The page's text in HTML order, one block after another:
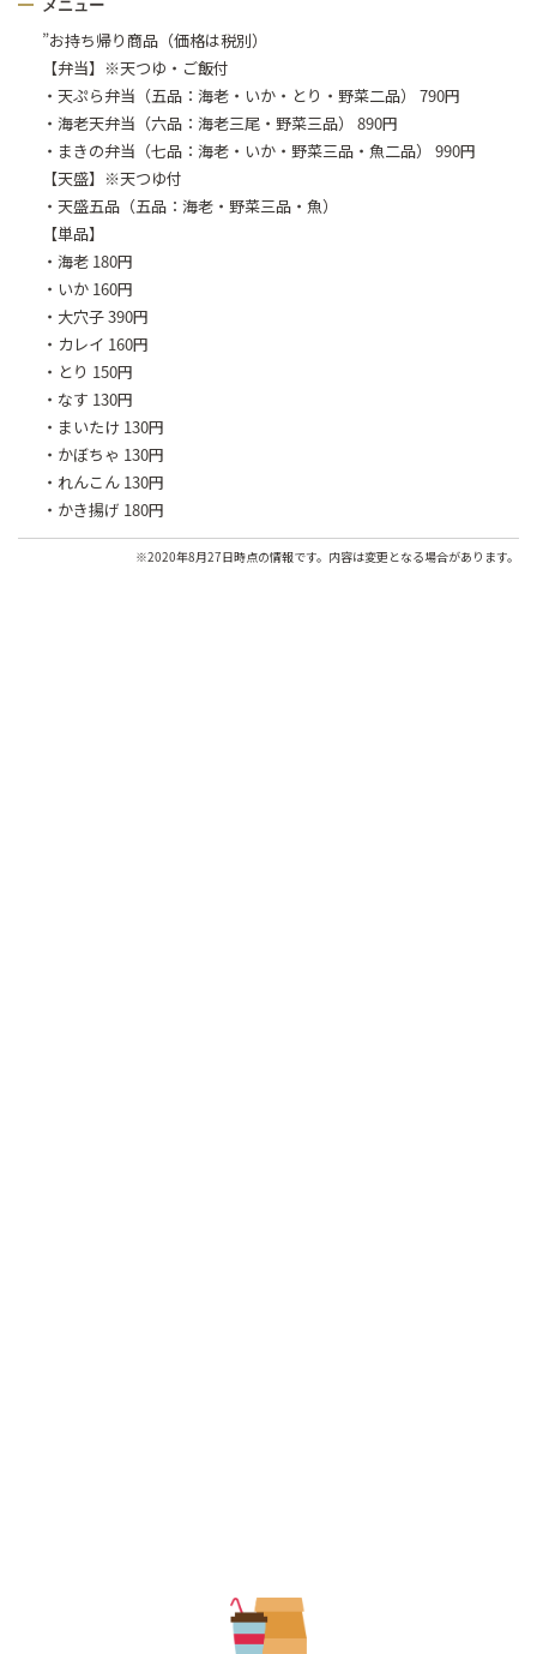
”お持ち帰り商品（価格は税別）
【弁当】※天つゆ・ご飯付
・天ぷら弁当（五品：海老・いか・とり・野菜二品） 790円
・海老天弁当（六品：海老三尾・野菜三品） 890円
・まきの弁当（七品：海老・いか・野菜三品・魚二品） 990円
【天盛】※天つゆ付
・天盛五品（五品：海老・野菜三品・魚）
【単品】
・海老 180円
・いか 160円
・大穴子 390円
・カレイ 160円
・とり 150円
・なす 130円
・まいたけ 130円
・かぼちゃ 130円
・れんこん 130円
・かき揚げ 180円
※2020年8月27日時点の情報です。内容は変更となる場合があります。